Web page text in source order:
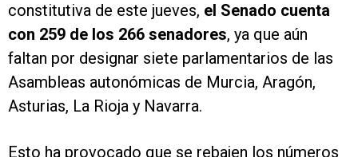
constitutiva de este jueves, el Senado cuenta
con 259 de los 266 senadores, ya que aún
faltan por designar siete parlamentarios de las
Asambleas autonómicas de Murcia, Aragón,
Asturias, La Rioja y Navarra.
Esto ha provocado que se rebajen los números